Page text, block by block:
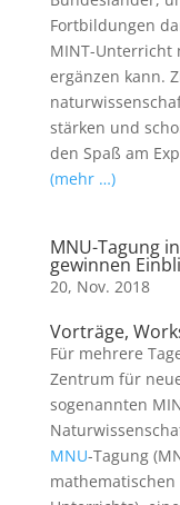
Fortbildungen
MINT-Unterricht
ergänzen kann.
stärken und
den Spaß am
(mehr …)
MNU-Tagung
gewinnen
20, Nov. 2018
Vorträge,
Für mehrere
Zentrum für
sogenannten
MNU-Tagung